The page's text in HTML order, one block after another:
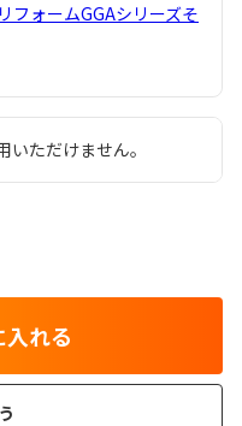
フォームGGAシリーズそ
ただけません。
れる